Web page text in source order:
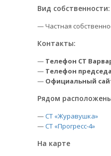
Вид собственности:
— Частная
Контакты:
— Телефон СТ
— Телефон
— Официальный
Рядом
—СТ «Журавушка»
—СТ «Прогресс-4»
На карте